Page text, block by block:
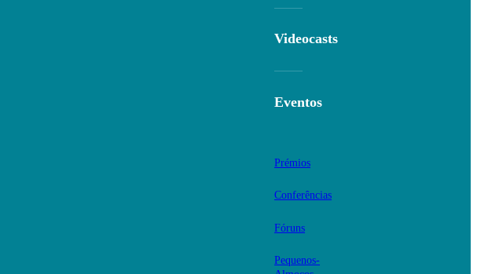
Videocasts
Eventos
Prémios
Conferências
Fóruns
Pequenos-